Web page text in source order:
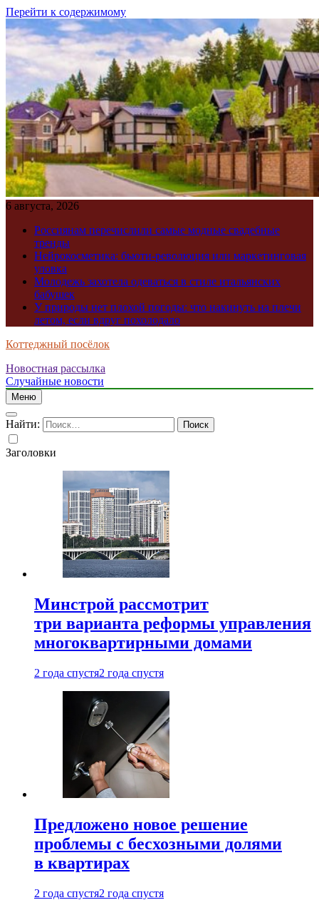
Перейти к содержимому
6 августа, 2026
Россиянам перечислили самые модные свадебные
тренды
Нейрокосметика: бьюти-революция или маркетинговая
уловка
Молодежь захотела одеваться в стиле итальянских
бабушек
У природы нет плохой погоды: что накинуть на плечи
летом, если вдруг похолодало
Коттеджный посёлок
Новостная рассылка
Случайные новости
Меню
Найти:
Заголовки
Минстрой рассмотрит
три варианта реформы управления
многоквартирными домами
2 года спустя2 года спустя
Предложено новое решение
проблемы с бесхозными долями
в квартирах
2 года спустя2 года спустя